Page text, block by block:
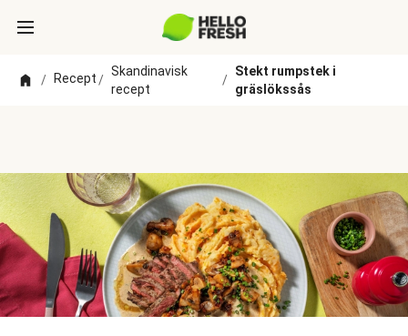
/ Recept /
Skandinavisk
recept
/
Stekt rumpstek i
gräslökssås